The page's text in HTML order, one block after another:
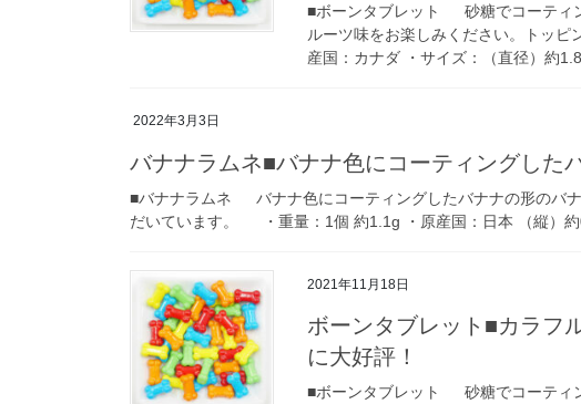
■ボーンタブレット 砂糖でコーティ
ルーツ味をお楽しみください。ト
産国：カナダ ・サイズ：（直径）約
2022年3月3日
バナナラムネ■バナナ色にコーティングした
■バナナラムネ バナナ色にコーティングしたバナナの形のバ
だいています。 ・重量：1個 約1.1g ・原産国：日本 （縦）
2021年11月18日
ボーンタブレット■カラフ
に大好評！
■ボーンタブレット 砂糖でコーティ